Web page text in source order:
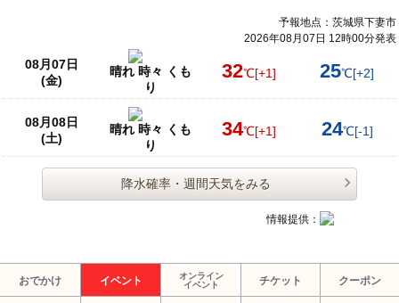
予報地点：茨城県下妻市
2026年08月07日 12時00分発表
08月07日
(金)
晴れ 時々 くも
り
32℃[+1] 25℃[+2]
08月08日
(土)
晴れ 時々 くも
り
34℃[+1] 24℃[-1]
降水確率・週間天気をみる
情報提供：
おでかけ イベント
オンライン
イベント
チケット クーポン